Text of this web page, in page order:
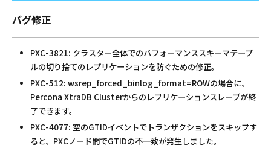
バグ修正
PXC-3821: クラスター全体でのパフォーマンススキーマテーブ
ルの切り捨てのレプリケーションを防ぐための修正。
PXC-512: wsrep_forced_binlog_format=ROWの場合に、
Percona XtraDB Clusterからのレプリケーションスレーブが終
了できます。
PXC-4077: 空のGTIDイベントでトランザクションをスキップす
ると、PXCノード間でGTIDの不一致が発生しました。